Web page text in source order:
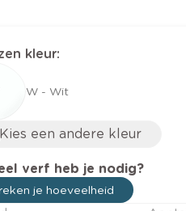
kleur:
W - Wit
een andere kleur
verf heb je nodig?
je hoeveelheid